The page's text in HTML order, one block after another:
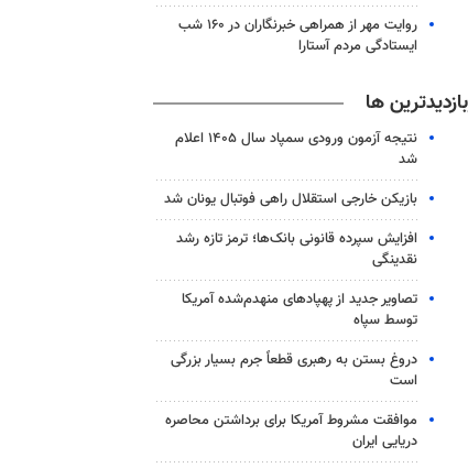
روایت مهر از همراهی خبرنگاران در ۱۶۰ شب
ایستادگی مردم آستارا
ها
نتیجه آزمون ورودی سمپاد سال ۱۴۰۵ اعلام
شد
بازیکن خارجی استقلال راهی فوتبال یونان شد
افزایش سپرده قانونی بانک‌ها؛ ترمز تازه رشد
نقدینگی
تصاویر جدید از پهپادهای منهدم‌شده آمریکا
توسط سپاه
دروغ بستن به رهبری قطعاً جرم بسیار بزرگی
است
موافقت مشروط آمریکا برای برداشتن محاصره
دریایی ایران